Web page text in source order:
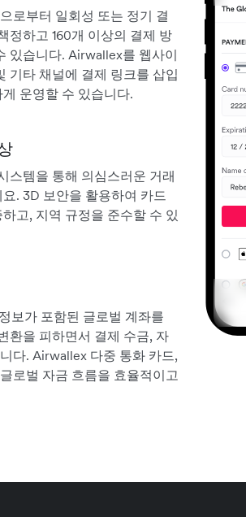
로부터 일회성 또는 정기 결
정하고 160개 이상의 결제 방
있습니다. Airwallex를 웹사이
기타 채널에 결제 링크를 삽입
운영할 수 있습니다.
스템을 통해 의심스러운 거래
. 3D 보안을 활용하여 카드
고, 지역 규정을 준수할 수 있
보가 포함된 글로벌 계좌를
환을 피하면서 결제 수금, 자
다. Airwallex 다중 통화 카드,
로벌 자금 흐름을 효율적이고